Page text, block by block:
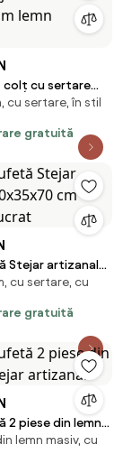
colț cu sertare
40x41x76 cm
cu sertare, în stil
gratuită
Stejar artizanal
Lemn prelucrat
cu sertare, cu
gratuită
2 piese din lemn
lemn masiv, cu